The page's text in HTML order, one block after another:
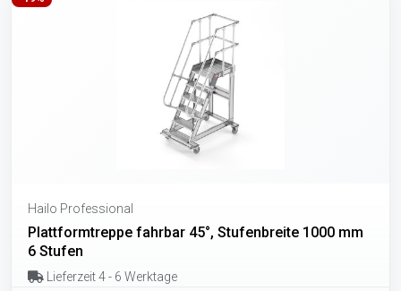
Hailo Professional
Plattformtreppe fahrbar 45°, Stufenbreite 1000 mm
6 Stufen
Lieferzeit 4 - 6 Werktage